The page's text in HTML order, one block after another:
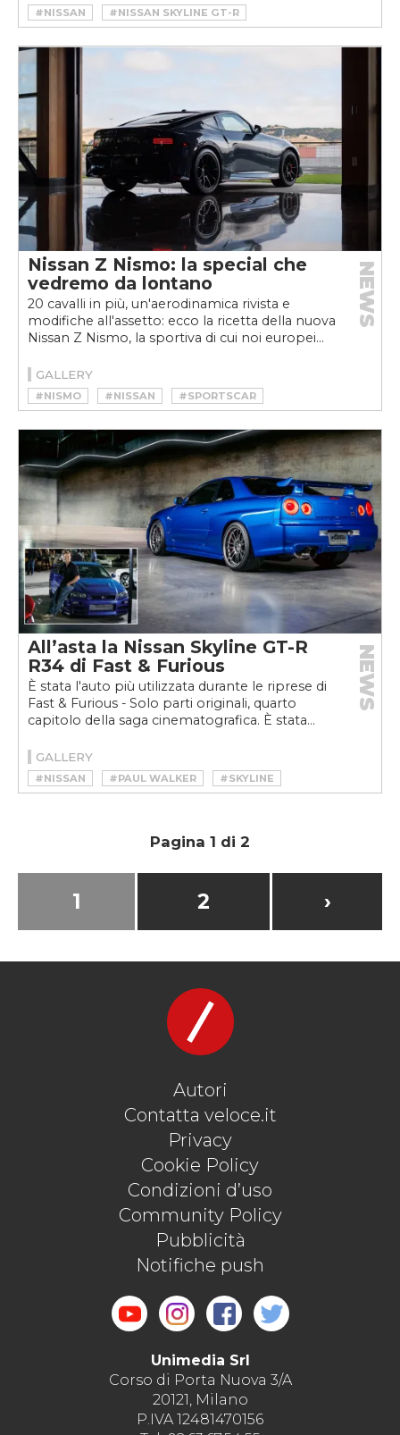
#NISSAN
#NISSAN SKYLINE GT-R
#NISSAN SKYLINE GT-R STORIA
Nissan Z Nismo: la special che
vedremo da lontano
20 cavalli in più, un'aerodinamica rivista e
modifiche all'assetto: ecco la ricetta della nuova
Nissan Z Nismo, la sportiva di cui noi europei...
NEWS
GALLERY
#NISMO #NISSAN #SPORTSCAR
All’asta la Nissan Skyline GT-R
R34 di Fast & Furious
È stata l'auto più utilizzata durante le riprese di
Fast & Furious - Solo parti originali, quarto
capitolo della saga cinematografica. È stata...
NEWS
GALLERY
#NISSAN #PAUL WALKER
#SKYLINE
#SKYLINE GT-R R34
Pagina 1 di 2
1 2 ›
Autori
Contatta veloce.it
Privacy
Cookie Policy
Condizioni d’uso
Community Policy
Pubblicità
Notifiche push
Unimedia Srl
Corso di Porta Nuova 3/A
20121, Milano
P.IVA 12481470156